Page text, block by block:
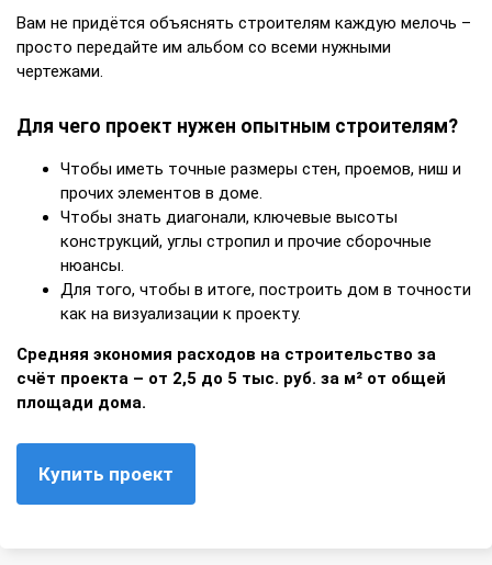
Вам не придётся объяснять строителям каждую мелочь –
просто передайте им альбом со всеми нужными
чертежами.
Для чего проект нужен опытным строителям?
Чтобы иметь точные размеры стен, проемов, ниш и
прочих элементов в доме.
Чтобы знать диагонали, ключевые высоты
конструкций, углы стропил и прочие сборочные
нюансы.
Для того, чтобы в итоге, построить дом в точности
как на визуализации к проекту.
Средняя экономия расходов на строительство за
счёт проекта – от 2,5 до 5 тыс. руб. за м² от общей
площади дома.
Купить проект